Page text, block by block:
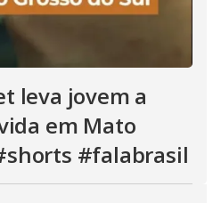
leva jovem a
em Mato
#falabrasil